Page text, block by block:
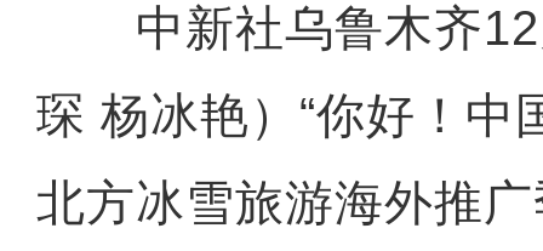
中新社乌鲁木齐12
琛 杨冰艳）“你好！
北方冰雪旅游海外推